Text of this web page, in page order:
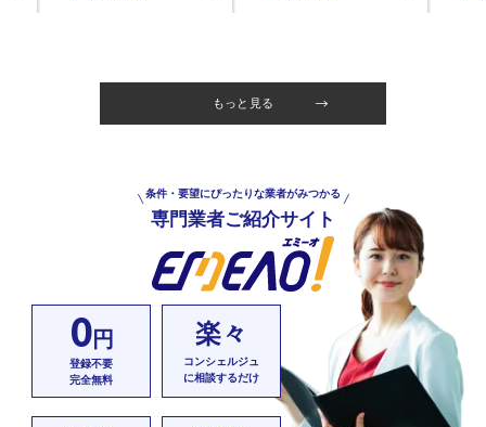
もっと見る
条件・要望にぴったりな業者がみつかる
専門業者ご紹介サイト
0円
登録不要
完全無料
楽々
コンシェルジュ
に相談するだけ